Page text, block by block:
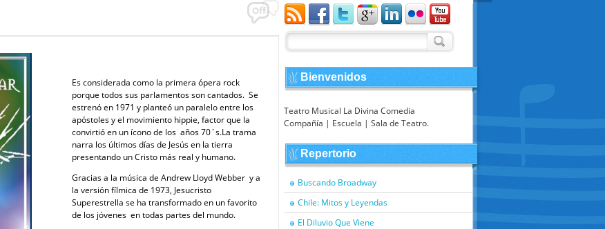
Es considerada como la primera ópera rock
porque todos sus parlamentos son cantados. Se
estrenó en 1971 y planteó un paralelo entre los
apóstoles y el movimiento hippie, factor que la
convirtió en un ícono de los años 70´s.La trama
narra los últimos días de Jesús en la tierra
presentando un Cristo más real y humano.
Gracias a la música de Andrew Lloyd Webber y a
la versión fílmica de 1973, Jesucristo
Superestrella se ha transformado en un favorito
de los jóvenes en todas partes del mundo.
Off
Bienvenidos
Teatro Musical La Divina Comedia
Compañía | Escuela | Sala de Teatro.
Repertorio
Buscando Broadway
Chile: Mitos y Leyendas
El Diluvio Que Viene